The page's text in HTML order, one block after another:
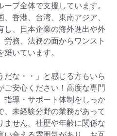
プ全体で支援しています。
香港、台湾、東南アジア、
し、日本企業の海外進出や外
務、法務の面からワンスト
いています。
だな・・」と感じる方もいら
ご安心ください！高度な専門
指導・サポート体制をしっか
、未経験分野の業務があって
ません。社歴や年齢に関係な